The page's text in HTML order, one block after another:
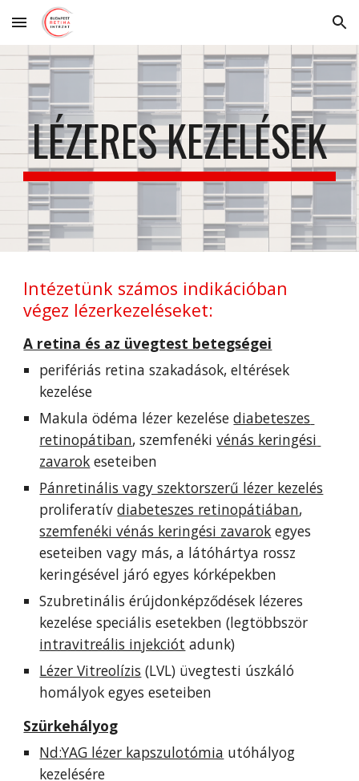
Skip to main content Skip to navigation
LÉZERES KEZELÉSEK
Intézetünk számos indikációban
végez lézerkezeléseket:
A retina és az üvegtest betegségei
perifériás retina szakadások, eltérések
kezelése
Makula ödéma lézer kezelése diabeteszes
retinopátiban, szemfenéki vénás keringési
zavarok eseteiben
Pánretinális vagy szektorszerű lézer kezelés
proliferatív diabeteszes retinopátiában
szemfenéki vénás keringési zavarok egyes
eseteiben vagy más, a látóhártya rossz
keringésével járó egyes kórképekben
Szubretinális érújdonképződések lézeres
intravitreális injekciót adunk)
Lézer Vitreolízis (LVL) üvegtesti úszkáló
homályok egyes eseteiben
Szürkehályog
Nd:YAG lézer kapszulotómia utóhályog
kezelésére